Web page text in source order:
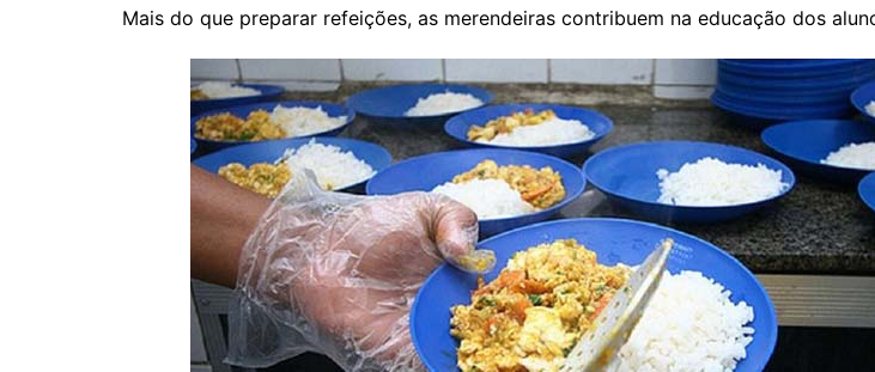
Mais do que preparar refeições, as merendeiras contribuem na educação dos